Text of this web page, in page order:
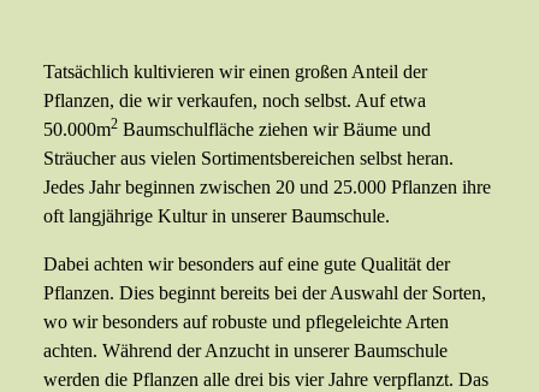
Tatsächlich kultivieren wir einen großen Anteil der
Pflanzen, die wir verkaufen, noch selbst. Auf etwa
50.000m2 Baumschulfläche ziehen wir Bäume und
Sträucher aus vielen Sortimentsbereichen selbst heran.
Jedes Jahr beginnen zwischen 20 und 25.000 Pflanzen ihre
oft langjährige Kultur in unserer Baumschule.
Dabei achten wir besonders auf eine gute Qualität der
Pflanzen. Dies beginnt bereits bei der Auswahl der Sorten,
wo wir besonders auf robuste und pflegeleichte Arten
achten. Während der Anzucht in unserer Baumschule
werden die Pflanzen alle drei bis vier Jahre verpflanzt. Das